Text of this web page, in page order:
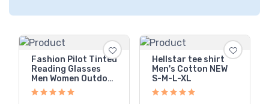
Fashion Pilot Tinted
Reading Glasses
Men Women Outdoor
Shade Presbyopic
Glasses
Hellstar tee shirt
Men's Cotton NEW
S-M-L-XL